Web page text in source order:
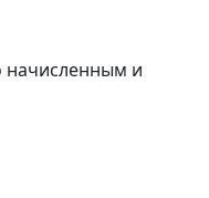
начисленным и